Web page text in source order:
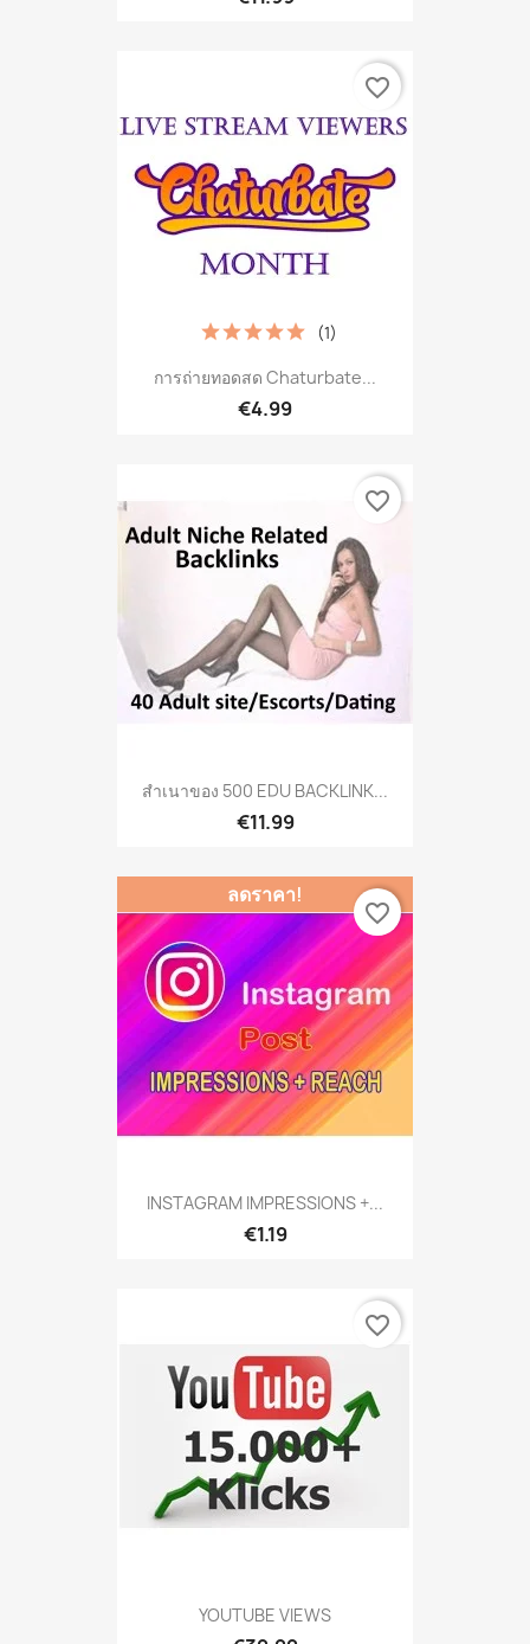
การถ่ายทอดสด Chaturbate...
€4.99
(1)
favorite_border
สำเนาของ 500 EDU BACKLINK...
€11.99
favorite_border
INSTAGRAM IMPRESSIONS +...
€1.19
ลดราคา!
favorite_border
YOUTUBE VIEWS
favorite_border